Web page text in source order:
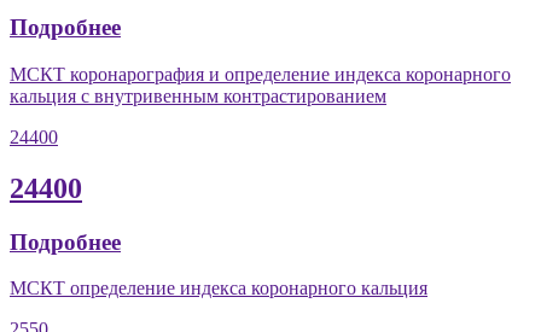
Подробнее
МСКТ коронарография и определение индекса коронарного
кальция с внутривенным контрастированием
24400
24400
Подробнее
МСКТ определение индекса коронарного кальция